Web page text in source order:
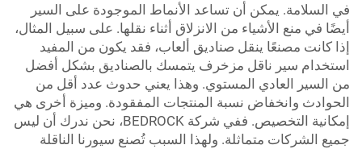
في السلامة. يمكن أن تساعد الأنماط الموجودة على السير
أيضًا في منع الأشياء من الانزلاق أثناء نقلها. على سبيل المثال،
إذا كانت مصنعًا ينقل صناديق ألعاب، فقد يكون من المفيد
استخدام سير ناقل مزخرف يتمسك بالصناديق بشكل أفضل
من السير العادي المستوي. وهذا يعني حدوث عدد أقل من
الحوادث وانخفاض نسبة المنتجات المفقودة. وميزة أخرى هي
إمكانية التخصيص. ففي شركة BEDROCK، نحن ندرك أن ليس
جميع الشركات متماثلة. ولهذا السبب تُصنع سيورنا الناقلة